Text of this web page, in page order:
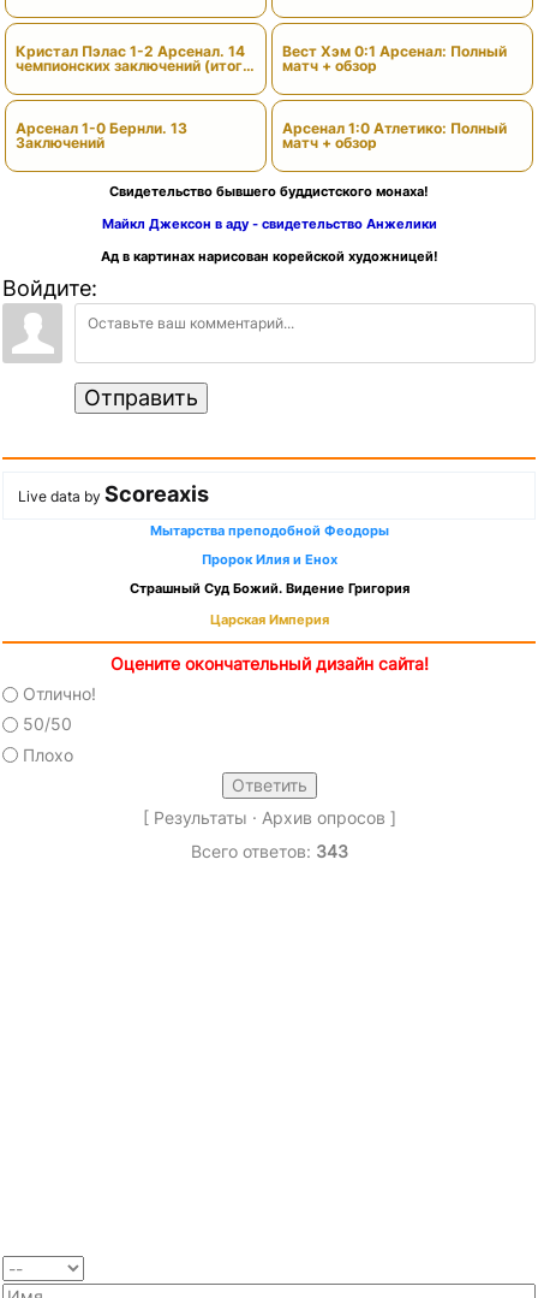
Кристал Пэлас 1-2 Арсенал. 14
чемпионских заключений (итоги
Арсенал 1-0 Бернли. 13
Заключений
Вест Хэм 0:1 Арсенал: Полный
матч + обзор
Арсенал 1:0 Атлетико: Полный
матч + обзор
Свидетельство бывшего буддистского монаха!
Майкл Джексон в аду - свидетельство Анжелики
Ад в картинах нарисован корейской художницей!
Войдите:
Отправить
Live data by Scoreaxis
Мытарства преподобной Феодоры
Пророк Илия и Енох
Страшный Суд Божий. Видение Григория
Царская Империя
Оцените окончательный дизайн сайта!
Отлично!
50/50
Плохо
[ Результаты · Архив опросов ]
Всего ответов: 343